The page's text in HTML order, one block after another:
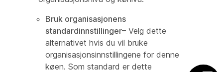
Bruk organisasjonens
standardinnstillinger– Velg dette
alternativet hvis du vil bruke
organisasjonsinnstillingene for denne
køen. Som standard er dette